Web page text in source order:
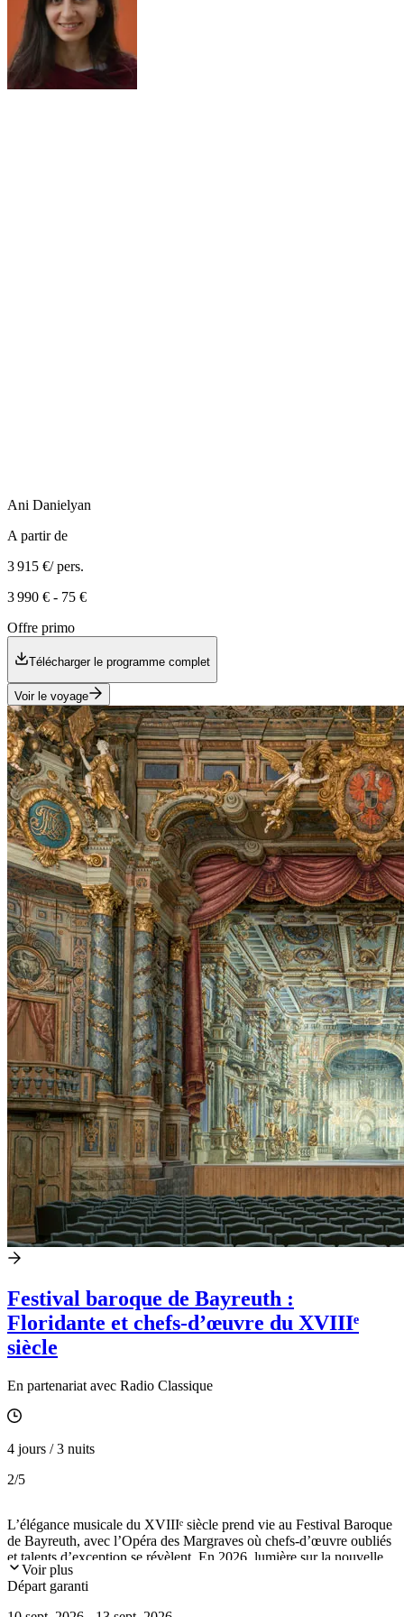
Ani Danielyan
A partir de
3 915 €/ pers.
3 990 € - 75 €
Offre primo
Télécharger le programme complet
Voir le voyage
Festival baroque de Bayreuth :
Floridante et chefs-d’œuvre du XVIIIᵉ
siècle
En partenariat avec Radio Classique
4 jours / 3 nuits
2/5
L’élégance musicale du XVIIIᵉ siècle prend vie au Festival Baroque
de Bayreuth, avec l’Opéra des Margraves où chefs-d’œuvre oubliés
et talents d’exception se révèlent. En 2026, lumière sur la nouvelle
production de l’opéra Floridante de Georg Friedrich Händel, offrant
de grands moments aux amateurs de musique baroque. Le voyage
Voir plus
Départ garanti